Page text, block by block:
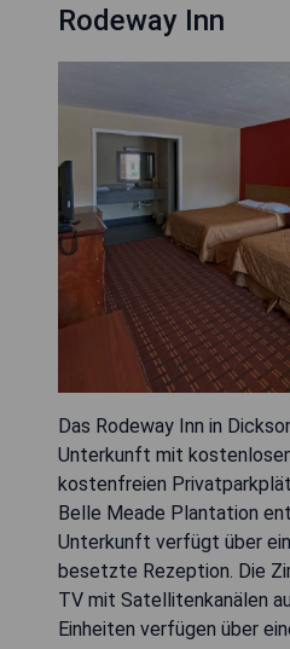
Rodeway Inn
Das Rodeway Inn in
Unterkunft mit
kostenfreien
Belle Meade Plantation
Unterkunft verfügt über
besetzte Rezeption. Die
TV mit Satellitenkanälen
Einheiten verfügen über